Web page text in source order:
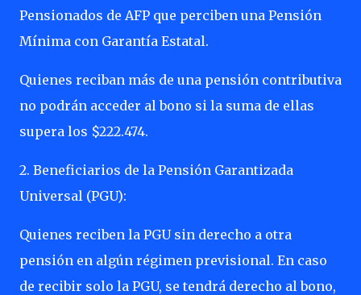
Pensionados de AFP que perciben una Pensión
Mínima con Garantía Estatal.
Quienes reciban más de una pensión contributiva
no podrán acceder al bono si la suma de ellas
supera los $222.474.
2. Beneficiarios de la Pensión Garantizada
Universal (PGU):
Quienes reciben la PGU sin derecho a otra
pensión en algún régimen previsional. En caso
de recibir solo la PGU, se tendrá derecho al bono,